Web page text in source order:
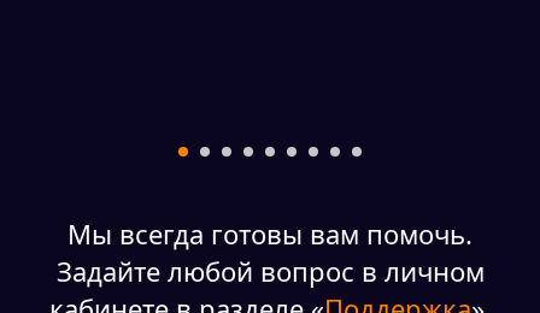
Мы всегда готовы вам помочь.
Задайте любой вопрос в личном